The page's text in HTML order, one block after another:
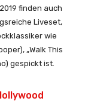
finden auch
Liveset,
wie
„Walk This
gespickt ist.